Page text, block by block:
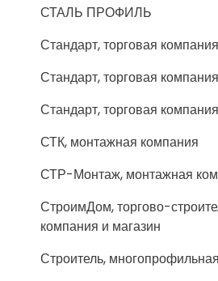
СТАЛЬ ПРОФИЛЬ
Стандарт, торговая компания
Стандарт, торговая компания
Стандарт, торговая компания
СТК, монтажная компания
СТР-Монтаж, монтажная
СтроимДом, торгово-
компания и магазин
Строитель,